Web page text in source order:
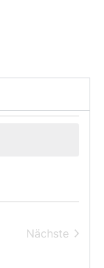
Nächste